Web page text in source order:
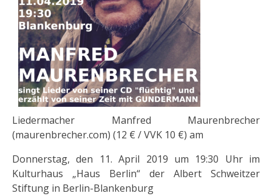
Liedermacher Manfred Maurenbrecher
(maurenbrecher.com) (12 € / VVK 10 €) am
Donnerstag, den 11. April 2019 um 19:30 Uhr im
Kulturhaus „Haus Berlin“ der Albert Schweitzer
Stiftung in Berlin-Blankenburg